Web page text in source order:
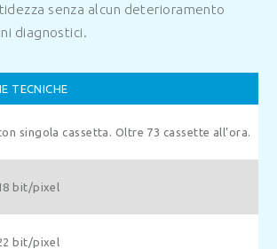
senza alcun deterioramento
diagnostici.
TECNICHE
singola cassetta. Oltre 73 cassette all’ora.
bit/pixel
bit/pixel